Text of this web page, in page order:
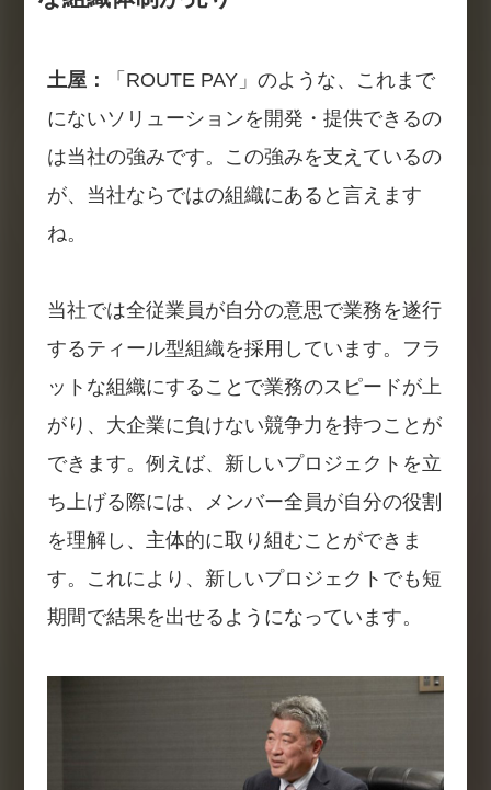
土屋：
「ROUTE PAY」のような、これまで
にないソリューションを開発・提供できるの
は当社の強みです。この強みを支えているの
が、当社ならではの組織にあると言えます
ね。
当社では全従業員が自分の意思で業務を遂行
するティール型組織を採用しています。フラ
ットな組織にすることで業務のスピードが上
がり、大企業に負けない競争力を持つことが
できます。例えば、新しいプロジェクトを立
ち上げる際には、メンバー全員が自分の役割
を理解し、主体的に取り組むことができま
す。これにより、新しいプロジェクトでも短
期間で結果を出せるようになっています。